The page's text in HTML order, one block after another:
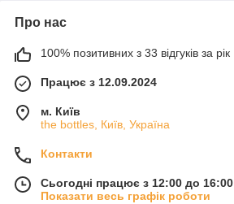
Про нас
100% позитивних з 33 відгуків за рік
Працює з 12.09.2024
м. Київ
the bottles, Київ, Україна
Контакти
Сьогодні працює з 12:00 до 16:00
Показати весь графік роботи